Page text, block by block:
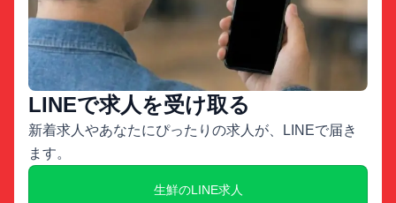
LINEで求人を受け取る
新着求人やあなたにぴったりの求人が、LINEで届き
ます。
生鮮のLINE求人